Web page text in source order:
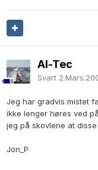
Al-Tec
Svart
Jeg har gradvis mistet
ikke lenger høres ved
jeg på skovlene at
Jon_P